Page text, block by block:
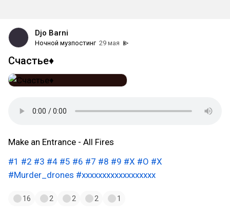
Djo Barni
Ночной музпостинг 29 мая
Счастье♦️
Make an Entrance - All Fires
#1 #2 #3 #4 #5 #6 #7 #8 #9 #X #O #X
#Murder_drones #хххххххххххххххххх
16 2 2 2 1